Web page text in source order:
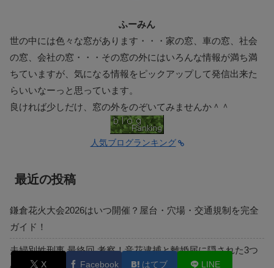
X Facebook はてブ LINE
ふーみん
世の中には色々な窓があります・・・家の窓、車の窓、社会
の窓、会社の窓・・・その窓の外にはいろんな情報が満ち満
ちていますが、気になる情報をピックアップして発信出来た
らいいなーっと思っています。
良ければ少しだけ、窓の外をのぞいてみませんか＾＾
人気ブログランキング
最近の投稿
鎌倉花火大会2026はいつ開催？屋台・穴場・交通規制を完全
ガイド！
夫婦別姓刑事 最終回 考察！音花逮捕と離婚届に隠された3つ